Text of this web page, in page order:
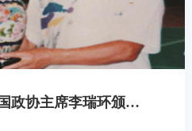
中共中央政治局常委全国政协主席李瑞环颁奖给广东康辉集团郭然纪念杯